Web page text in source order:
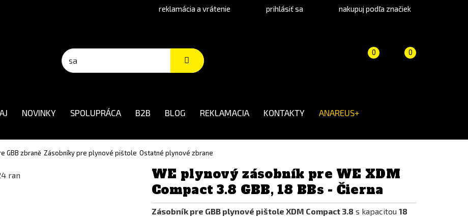
reklamácia a vrátenie prihlásiť sa nakupuj podľa značiek
Košík 0
(prázdny)
Porovnanie
0
NOVINKY SPOLUPRÁCA B2B BLOG REKLAMACIA KONTAKTY ANAREUS+
GBB zbraně Zásobníky pre plynové pištole Ostatné plynové zbrane
WE plynový zásobník pre WE XDM
Compact 3.8 GBB, 18 BBs - Čierna
Zásobník pre GBB plynové pištole XDM Compact 3.8 s kapacitou 18